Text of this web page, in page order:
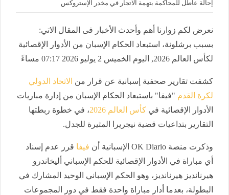
إحالة عاطل للمحاكمة بتهمة الاتجار في مخدر الإستروكس
نعرض لكم زوارنا أهم وأحدث الأخبار فى المقال الاتي:
بسبب برشلونة، استبعاد الحكام الإسبان من الأدوار الإقصائية
لكأس العالم 2026, اليوم الخميس 2 يوليو 2026 07:17 مساءً
كشفت تقارير صحفية إسبانية عن قرار من الاتحاد الدولي
لكرة القدم "فيفا" باستبعاد الحكام الإسبان من إدارة مباريات
الأدوار الإقصائية في كأس العالم 2026
، في خطوة ربطتها
التقارير بتداعيات قضية نيجريرا المثيرة للجدل.
وذكرت منصة OK Diario الإسبانية أن فيفا قرر عدم إسناد
أي مباراة في الأدوار الإقصائية للحكم الإسباني أليخاندرو
هيرنانديز هيرنانديز، وهو الحكم الإسباني الوحيد المشارك في
البطولة، بعدما أدار مباراة واحدة فقط في دور المجموعات